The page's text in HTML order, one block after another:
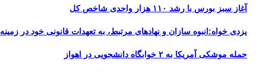
آغاز سبز بورس با رشد ۱۱۰ هزار واحدی شاخص کل
یزدی خواه:انبوه سازان و نهادهای مرتبط، به تعهدات قانونی خود در
حمله موشکی آمریکا به ۲ خوابگاه دانشجویی در اهواز